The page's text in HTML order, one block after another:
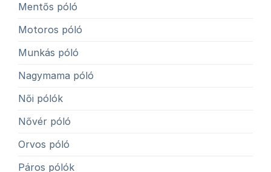
Mentős póló
Motoros póló
Munkás póló
Nagymama póló
Női pólók
Nővér póló
Orvos póló
Páros pólók